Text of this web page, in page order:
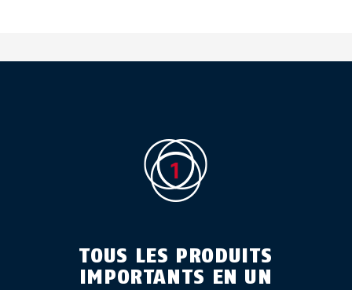
TOUS LES PRODUITS
IMPORTANTS EN UN